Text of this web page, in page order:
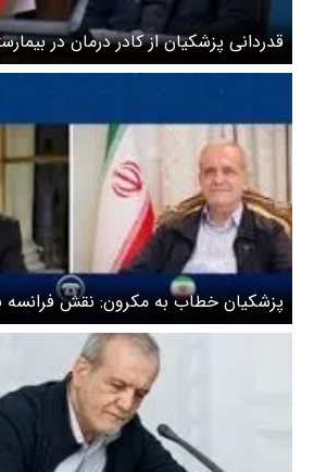
قدردانی پزشکیان از کادر درمان در
پزشکیان خطاب به مکرون: نقش فرانسه
طرف‌های ضامن آتش‌بس پیشین لبنان